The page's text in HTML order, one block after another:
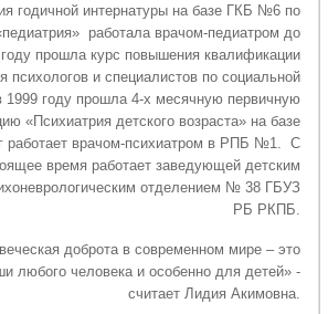
годичной интернатуры на базе ГКБ №6 по
работала врачом-педиатром до
прошла курс повышения квалификации
психологов и специалистов по социальной
1999 году прошла 4-х месячную первичную
«Психиатрия детского возраста» на базе
врачом-психиатром в РПБ №1. С
время работает заведующей детским
отделением № 38 ГБУЗ
РБ РКПБ.
доброта в современном мире – это
любого человека и особенно для детей» -
считает Лидия Акимовна.